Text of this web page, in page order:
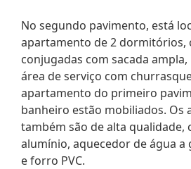
No segundo pavimento, está
apartamento de 2 dormitórios,
conjugadas com sacada
área de serviço com
apartamento do primeiro
banheiro estão mobiliados. Os
também são de alta qualidade,
alumínio, aquecedor de água a
e forro PVC.